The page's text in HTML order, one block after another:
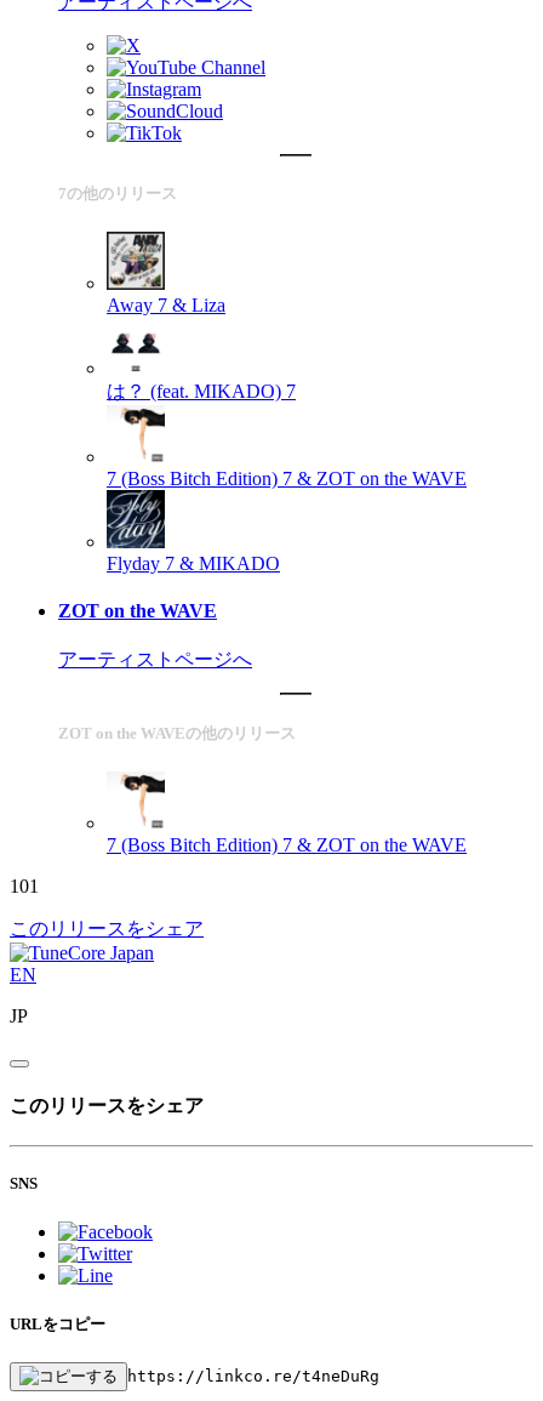
7の他のリリース
Away 7 & Liza
は？ (feat. MIKADO) 7
7 (Boss Bitch Edition) 7 & ZOT on the WAVE
Flyday 7 & MIKADO
ZOT on the WAVE
アーティストページへ
ZOT on the WAVEの他のリリース
7 (Boss Bitch Edition) 7 & ZOT on the WAVE
101
このリリースをシェア
EN
JP
このリリースをシェア
SNS
URLをコピー
https://linkco.re/t4neDuRg